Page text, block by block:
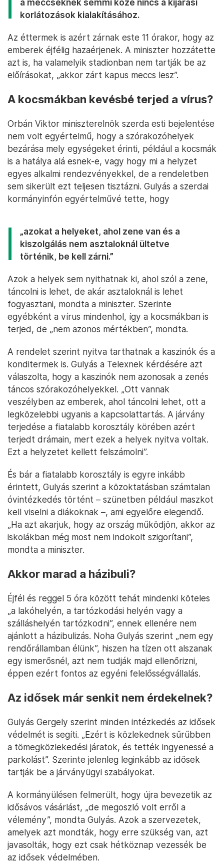
a meccseknek semmi köze nincs a kijárási
korlátozások kialakításához.
Az éttermek is azért zárnak este 11 órakor, hogy az
emberek éjfélig hazaérjenek. A miniszter hozzátette
azt is, ha valamelyik stadionban nem tartják be az
előírásokat, „akkor zárt kapus meccs lesz”.
A kocsmákban kevésbé terjed a vírus?
Orbán Viktor miniszterelnök szerda esti bejelentése
nem volt egyértelmű, hogy a szórakozóhelyek
bezárása mely egységeket érinti, például a kocsmák
is a hatálya alá esnek-e, vagy hogy mi a helyzet
egyes alkalmi rendezvényekkel, de a rendeletben
sem sikerült ezt teljesen tisztázni. Gulyás a szerdai
kormányinfón egyértelművé tette, hogy
„azokat a helyeket, ahol zene van és a
kiszolgálás nem asztaloknál ültetve
történik, be kell zárni.”
Azok a helyek sem nyithatnak ki, ahol szól a zene,
táncolni is lehet, de akár asztaloknál is lehet
fogyasztani, mondta a miniszter. Szerinte
egyébként a vírus mindenhol, így a kocsmákban is
terjed, de „nem azonos mértékben”, mondta.
A rendelet szerint nyitva tarthatnak a kaszinók és a
konditermek is. Gulyás a Telexnek kérdésére azt
válaszolta, hogy a kaszinók nem azonosak a zenés
táncos szórakozóhelyekkel. „Ott vannak
veszélyben az emberek, ahol táncolni lehet, ott a
legközelebbi ugyanis a kapcsolattartás. A járvány
terjedése a fiatalabb korosztály körében azért
terjedt drámain, mert ezek a helyek nyitva voltak.
Ezt a helyzetet kellett felszámolni”.
És bár a fiatalabb korosztály is egyre inkább
érintett, Gulyás szerint a közoktatásban számtalan
óvintézkedés történt – szünetben például maszkot
kell viselni a diákoknak –, ami egyelőre elegendő.
„Ha azt akarjuk, hogy az ország működjön, akkor az
iskolákban még most nem indokolt szigorítani”,
mondta a miniszter.
Akkor marad a házibuli?
Éjfél és reggel 5 óra között tehát mindenki köteles
„a lakóhelyén, a tartózkodási helyén vagy a
szálláshelyén tartózkodni”, ennek ellenére nem
ajánlott a házibulizás. Noha Gulyás szerint „nem egy
rendőrállamban élünk”, hiszen ha tízen ott alszanak
egy ismerősnél, azt nem tudják majd ellenőrizni,
éppen ezért fontos az egyéni felelősségvállalás.
Az idősek már senkit nem érdekelnek?
Gulyás Gergely szerint minden intézkedés az idősek
védelmét is segíti. „Ezért is közlekednek sűrűbben
a tömegközlekedési járatok, és tették ingyenessé a
parkolást”. Szerinte jelenleg leginkább az idősek
tartják be a járványügyi szabályokat.
A kormányülésen felmerült, hogy újra bevezetik az
idősávos vásárlást, „de megoszló volt erről a
vélemény”, mondta Gulyás. Azok a szervezetek,
amelyek azt mondták, hogy erre szükség van, azt
javasolták, hogy ezt csak hétköznap vezessék be
az idősek védelmében.